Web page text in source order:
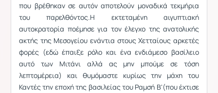
που βρέθηκαν σε αυτόν αποτελούν μοναδικά τεκμήρια
του παρελθόντος.Η εκτεταμένη αιγυπτιακή
αυτοκρατορία ποέμησε για τον έλεγχο της ανατολικής
ακτής της Μεσογείου ενάντια στους Χετταίους αρκετές
φορές (εδώ έπαιξε ρόλο και ένα ενδιάμεσο βασίλειο
αυτό των Μιτάνι αλλά ας μην μπούμε σε τόση
λεπτομέρεια) και θυμόμαστε κυρίως την μάχη του
Καντές την εποχή της βασιλείας του Ραμσή Β'(που έχτισε